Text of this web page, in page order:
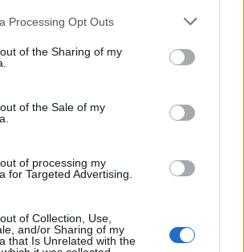
Processing Opt Outs
of the Sharing of my
of the Sale of my
of processing my
for Targeted Advertising.
of Collection, Use,
and/or Sharing of my
that Is Unrelated with the
brand.
arredi del primo diventa emozione, la stessa
perfettamente nella contemporaneità, ed è
moderno che invita a dare una grande